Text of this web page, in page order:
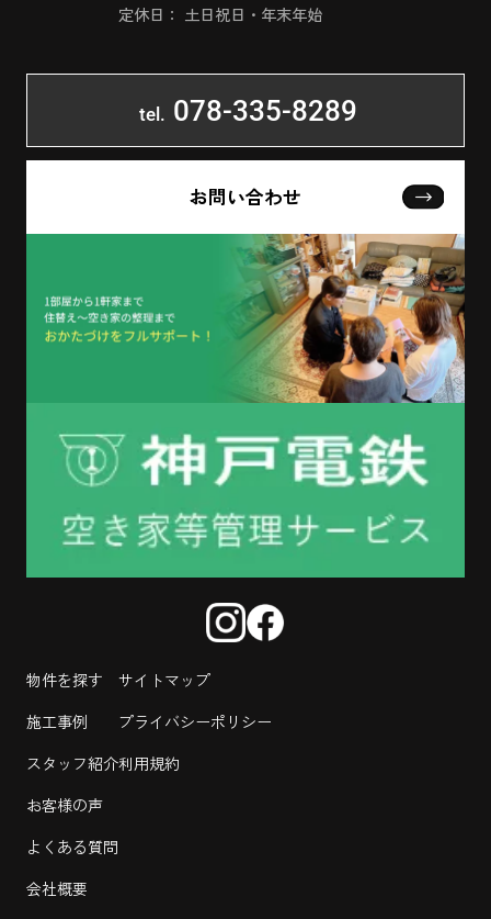
定休日： 土日祝日・年末年始
tel. 078-335-8289
お問い合わせ
物件を探す
施工事例
スタッフ紹介
お客様の声
よくある質問
会社概要
サイトマップ
プライバシーポリシー
利用規約